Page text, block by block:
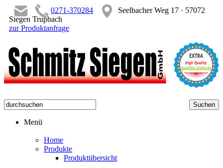
0271-370284
Seelbacher Weg 17 · 57072
Siegen Trupbach
zur Produktanfrage
Menü
Home
Produkte
Produktübersicht